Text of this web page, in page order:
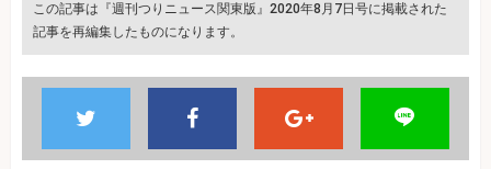
この記事は『週刊つりニュース関東版』2020年8月7日号に掲載された
記事を再編集したものになります。